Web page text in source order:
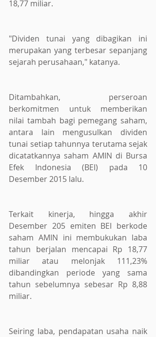
18,77 miliar.
"Dividen tunai yang dibagikan ini
merupakan yang terbesar sepanjang
sejarah perusahaan," katanya.
Ditambahkan, perseroan
berkomitmen untuk memberikan
nilai tambah bagi pemegang saham,
antara lain mengusulkan dividen
tunai setiap tahunnya terutama sejak
dicatatkannya saham AMIN di Bursa
Efek Indonesia (BEI) pada 10
Desember 2015 lalu.
Terkait kinerja, hingga akhir
Desember 205 emiten BEI berkode
saham AMIN ini membukukan laba
tahun berjalan mencapai Rp 18,77
miliar atau melonjak 111,23%
dibandingkan periode yang sama
tahun sebelumnya sebesar Rp 8,88
miliar.
Seiring laba, pendapatan usaha naik